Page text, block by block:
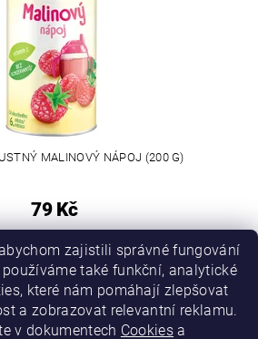
MALINOVÝ NÁPOJ (200 G)
79 Kč
zajistili správné fungování
také funkční, analytické
které nám pomáhají zlepšovat
a zobrazovat relevantní reklamu.
v dokumentech Cookies a